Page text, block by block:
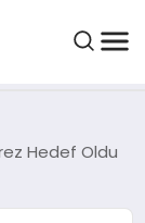
Hedef Oldu